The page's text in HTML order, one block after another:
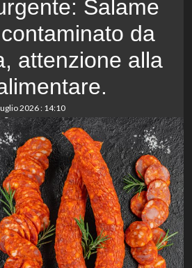
Salame
da
attenzione alla
2026 : 14:10